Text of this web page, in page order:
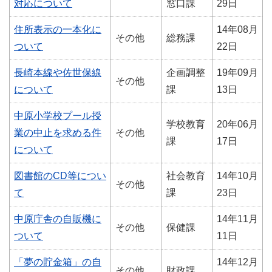
対応について
窓口課
29日
住所表示の一本化に
ついて
その他 総務課
14年08月
22日
長崎本線や佐世保線
について
その他
企画調整
課
19年09月
13日
中原小学校プール授
業の中止を求める件
について
その他
学校教育
課
20年06月
17日
図書館のCD等につい
て
その他
社会教育
課
14年10月
23日
中原庁舎の自販機に
ついて
その他 保健課
14年11月
11日
「夢の貯金箱」の自
14年12月